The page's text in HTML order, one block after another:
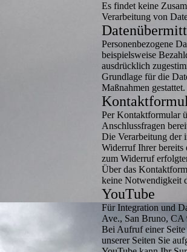
Es findet keine
Verarbeitung von
Personenbezogene
beispielsweise
ausdrücklich
Grundlage für die
Maßnahmen gestattet.
Per Kontaktformular
Anschlussfragen
Die Verarbeitung der
Widerruf Ihrer
zum Widerruf
Über das
keine Notwendigkeit
YouTube
Für Integration und
Ave., San Bruno,
Bei Aufruf einer
unserer Seiten Sie